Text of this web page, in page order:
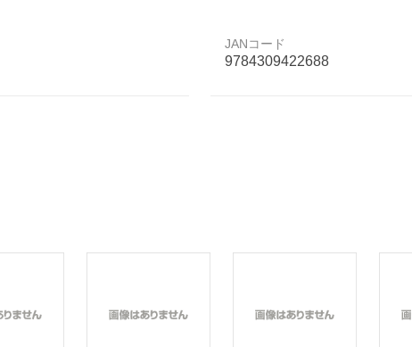
JANコード
9784309422688